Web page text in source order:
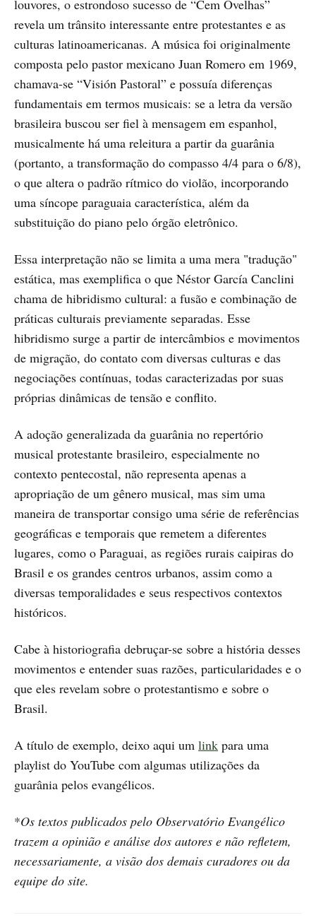
louvores, o estrondoso sucesso de “Cem Ovelhas”
revela um trânsito interessante entre protestantes e as
culturas latinoamericanas. A música foi originalmente
composta pelo pastor mexicano Juan Romero em 1969,
chamava-se “Visión Pastoral” e possuía diferenças
fundamentais em termos musicais: se a letra da versão
brasileira buscou ser fiel à mensagem em espanhol,
musicalmente há uma releitura a partir da guarânia
(portanto, a transformação do compasso 4/4 para o 6/8),
o que altera o padrão rítmico do violão, incorporando
uma síncope paraguaia característica, além da
substituição do piano pelo órgão eletrônico.
Essa interpretação não se limita a uma mera "tradução"
estática, mas exemplifica o que Néstor García Canclini
chama de hibridismo cultural: a fusão e combinação de
práticas culturais previamente separadas. Esse
hibridismo surge a partir de intercâmbios e movimentos
de migração, do contato com diversas culturas e das
negociações contínuas, todas caracterizadas por suas
próprias dinâmicas de tensão e conflito.
A adoção generalizada da guarânia no repertório
musical protestante brasileiro, especialmente no
contexto pentecostal, não representa apenas a
apropriação de um gênero musical, mas sim uma
maneira de transportar consigo uma série de referências
geográficas e temporais que remetem a diferentes
lugares, como o Paraguai, as regiões rurais caipiras do
Brasil e os grandes centros urbanos, assim como a
diversas temporalidades e seus respectivos contextos
históricos.
Cabe à historiografia debruçar-se sobre a história desses
movimentos e entender suas razões, particularidades e o
que eles revelam sobre o protestantismo e sobre o
Brasil.
A título de exemplo, deixo aqui um link para uma
playlist do YouTube com algumas utilizações da
guarânia pelos evangélicos.
*Os textos publicados pelo Observatório Evangélico
trazem a opinião e análise dos autores e não refletem,
necessariamente, a visão dos demais curadores ou da
equipe do site.